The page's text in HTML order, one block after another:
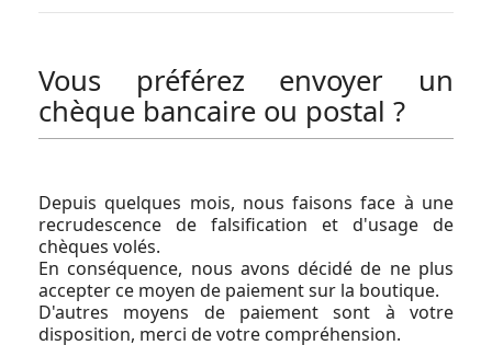
Vous préférez envoyer un
chèque bancaire ou postal ?
Depuis quelques mois, nous faisons face à une
recrudescence de falsification et d'usage de
chèques volés.
En conséquence, nous avons décidé de ne plus
accepter ce moyen de paiement sur la boutique.
D'autres moyens de paiement sont à votre
disposition, merci de votre compréhension.